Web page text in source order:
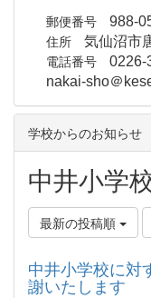
郵便番号 988-
住所 気仙沼市
電話番号 0226-
nakai-sho＠
学校からのお知らせ
中井小学
最新の投稿順
中井小学校に対
謝いたします